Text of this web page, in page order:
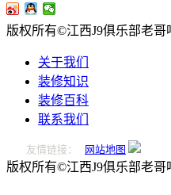
版权所有©江西J9俱乐部老哥
关于我们
装修知识
装修百科
联系我们
友情链接： 网站地图
版权所有©江西J9俱乐部老哥